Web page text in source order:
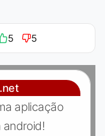
5 5
aplicação
android!